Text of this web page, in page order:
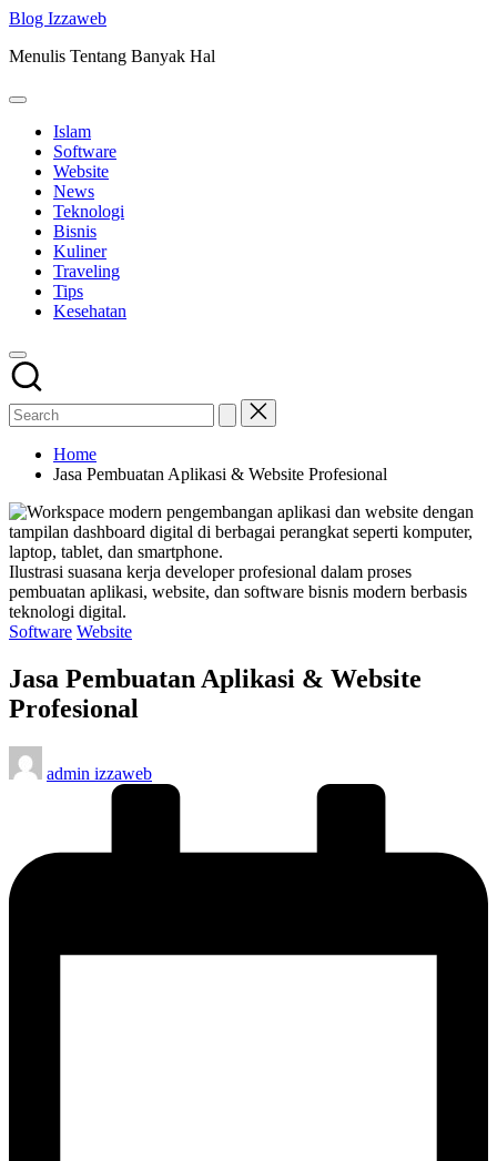
Skip
content
Blog Izzaweb
Menulis Tentang Banyak Hal
Islam
Software
Website
News
Teknologi
Bisnis
Kuliner
Traveling
Tips
Kesehatan
Home
Jasa Pembuatan Aplikasi & Website Profesional
Ilustrasi suasana kerja developer profesional dalam proses
pembuatan aplikasi, website, dan software bisnis modern berbasis
teknologi digital.
Posted
Software Website
Jasa Pembuatan Aplikasi & Website
Profesional
Posted
by
admin izzaweb